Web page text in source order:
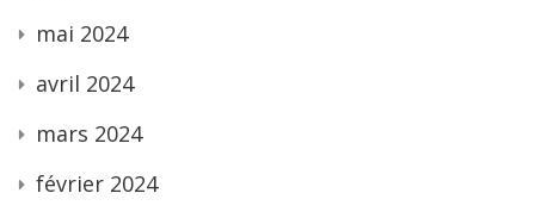
mai 2024
avril 2024
mars 2024
février 2024